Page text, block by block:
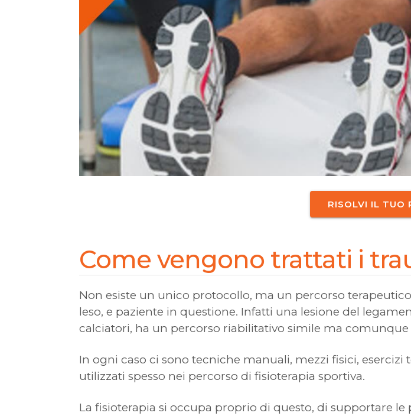
RISOLVI IL TUO
Come vengono trattati i
Non esiste un unico protocollo, ma un percorso
leso, e paziente in questione. Infatti una lesione del
calciatori, ha un percorso riabilitativo simile ma
In ogni caso ci sono tecniche manuali, mezzi fisici,
utilizzati spesso nei percorso di fisioterapia sportiva.
La fisioterapia si occupa proprio di questo, di supportare